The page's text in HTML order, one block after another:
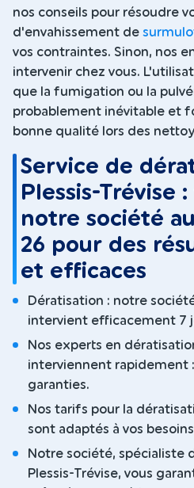
nos conseils pour résoudre
d'envahissement de
vos contraintes. Sinon, nos
intervenir chez vous.
que la fumigation ou la
probablement inévitable et
bonne qualité lors des
Service de
Plessis-Trévise
notre société
26 pour des
et efficaces
Dératisation : notre
intervient efficacement 7
Nos experts en
interviennent rapidement
garanties.
Nos tarifs pour la
sont adaptés à vos
Notre société, spécialiste
Plessis-Trévise, vous